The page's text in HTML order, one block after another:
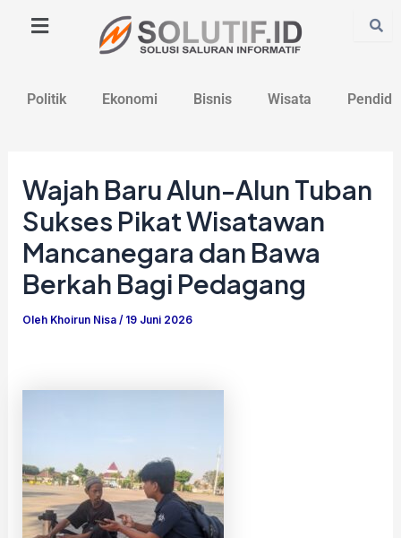
Politik Ekonomi Bisnis Wisata
Wajah Baru Alun-Alun Tuban
Sukses Pikat Wisatawan
Mancanegara dan Bawa
Berkah Bagi Pedagang
Oleh Khoirun Nisa/ 19 Juni 2026
navigation